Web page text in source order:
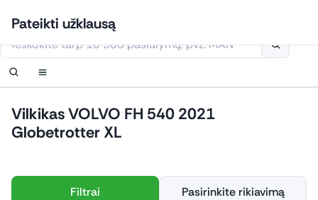
prie
turinio
Vilkikas VOLVO FH 540 2021
Globetrotter XL
Filtrai Pasirinkite rikiavimą
Prisijungti
Nustatyti pranešimą
Šioje svetainėje naudojami slapukai
Susisiekite
Užsakyti perskambinimą
Pateikti užklausą
Nustatyti pranešimą